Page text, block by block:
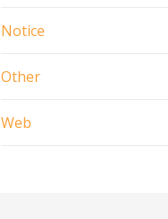
Notice
Other
Web